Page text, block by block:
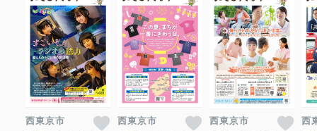
西東京市 西東京市 西東京市 西